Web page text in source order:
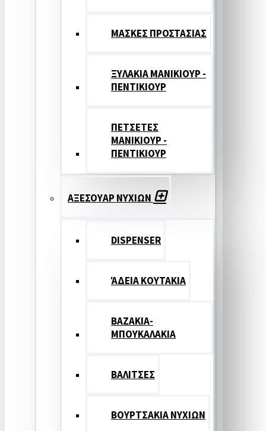
ΜΑΣΚΕΣ ΠΡΟΣΤΑΣΙΑΣ
ΞΥΛΑΚΙΑ ΜΑΝΙΚΙΟΥΡ -
ΠΕΝΤΙΚΙΟΥΡ
ΠΕΤΣΕΤΕΣ
ΜΑΝΙΚΙΟΥΡ -
ΠΕΝΤΙΚΙΟΥΡ
ΑΞΕΣΟΥΑΡ ΝΥΧΙΩΝ
DISPENSER
ΆΔΕΙΑ ΚΟΥΤΑΚΙΑ
ΒΑΖΑΚΙΑ-
ΜΠΟΥΚΑΛΑΚΙΑ
ΒΑΛΙΤΣΕΣ
ΒΟΥΡΤΣΑΚΙΑ ΝΥΧΙΩΝ